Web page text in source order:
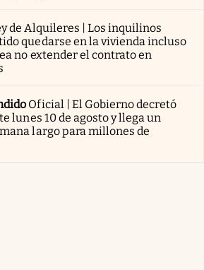
de Alquileres | Los inquilinos
quedarse en la vivienda incluso
no extender el contrato en
Oficial | El Gobierno decretó
lunes 10 de agosto y llega un
largo para millones de